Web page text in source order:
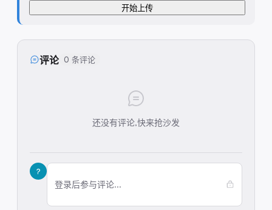
开始上传
评论 0 条评论
还没有评论,快来抢沙发
?
登录后参与评论...